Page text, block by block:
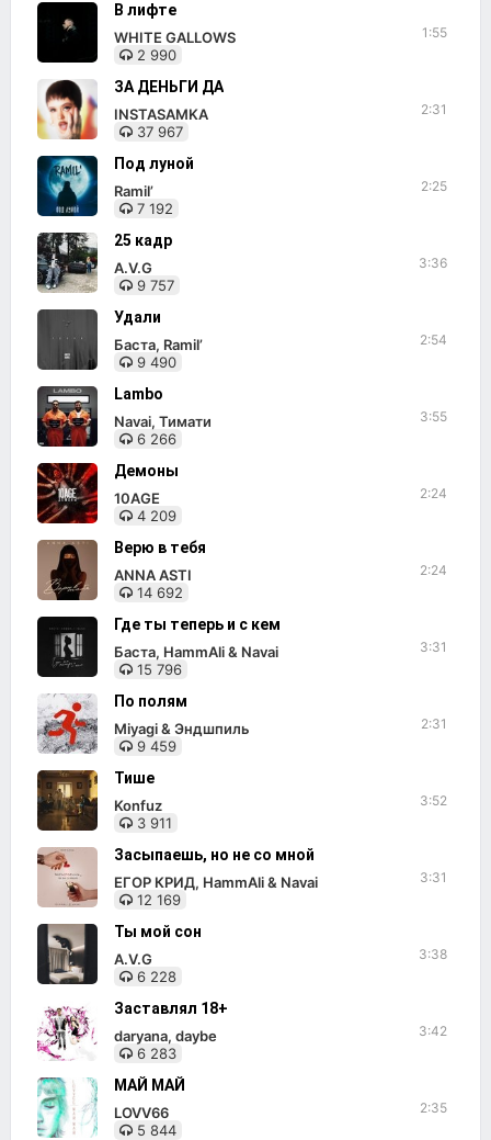
В лифте
WHITE GALLOWS
2 990
1:55
ЗА ДЕНЬГИ ДА
INSTASAMKA
37 967
2:31
Под луной
Ramil’
7 192
2:25
25 кадр
A.V.G
9 757
3:36
Удали
Баста, Ramil’
9 490
2:54
Lambo
Navai, Тимати
6 266
3:55
Демоны
10AGE
4 209
2:24
Верю в тебя
ANNA ASTI
14 692
2:24
Где ты теперь и с кем
Баста, HammAli & Navai
15 796
3:31
По полям
Miyagi & Эндшпиль
9 459
2:31
Тише
Konfuz
3 911
3:52
Засыпаешь, но не со мной
ЕГОР КРИД, HammAli & Navai
12 169
3:31
Ты мой сон
A.V.G
6 228
3:38
Заставлял 18+
daryana, daybe
6 283
3:42
МАЙ МАЙ
LOVV66
5 844
2:35